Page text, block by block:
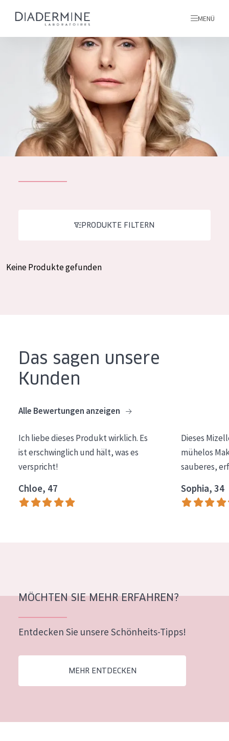
Nachtcreme
Augencreme
PRODUKTLINIE
Essentials
Lift+
Expert
Mischhaut und fettige Haut
Reife Haut
Der Sonne ausgesetzte Haut
Jedes alter
Reife Haut
ALLE PRODUKTE
Alle produkte
MENÜ
Startseite
inhaltsstoffe
Über uns
Inspiration
Spanish
PRODUKTE FILTERN
Keine Produkte gefunden
Das sagen unsere
Kunden
Alle Bewertungen anzeigen
Ich liebe dieses Produkt wirklich. Es
ist erschwinglich und hält, was es
verspricht!
Chloe, 47
Dieses
mühelos
sauberes,
Sophia, 34
MÖCHTEN SIE MEHR ERFAHREN?
Entdecken Sie unsere Schönheits-Tipps!
MEHR ENTDECKEN